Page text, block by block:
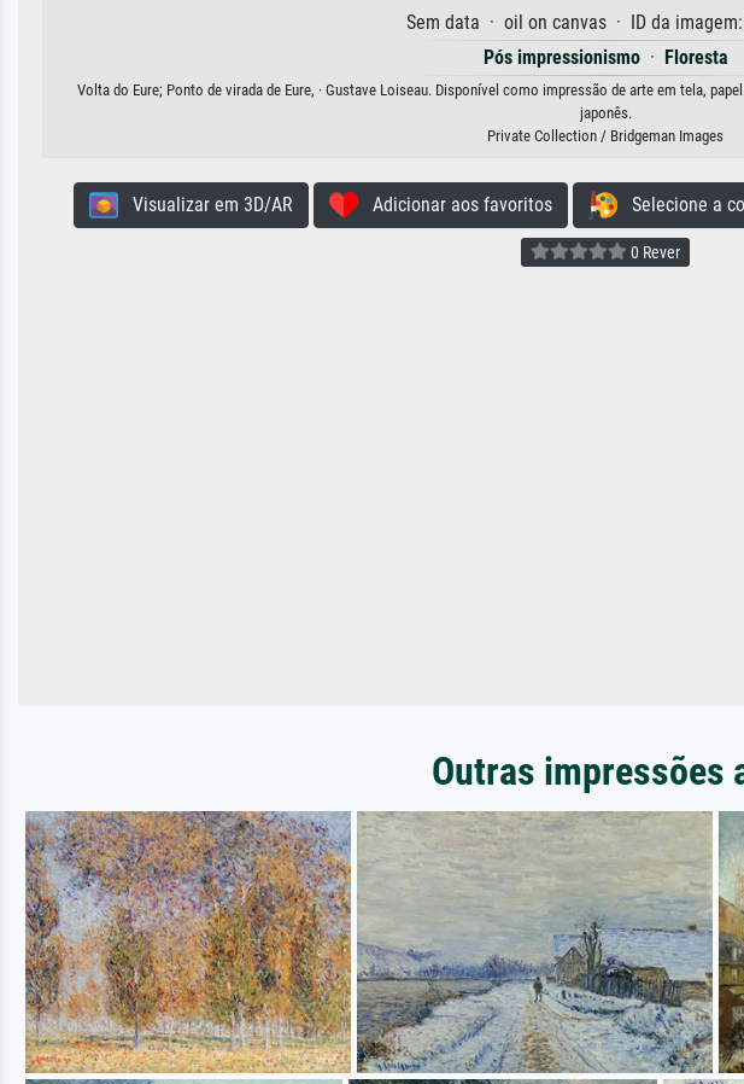
Sem data · oil on canvas · ID da
Pós impressionismo· Floresta
Volta do Eure; Ponto de virada de Eure, · Gustave Loiseau. Disponível como impressão de arte em tela,
japonês.
Private Collection / Bridgeman Images
Visualizar em 3D/AR Adicionar aos favoritos Selecione a
0 Rever
Outras impressões